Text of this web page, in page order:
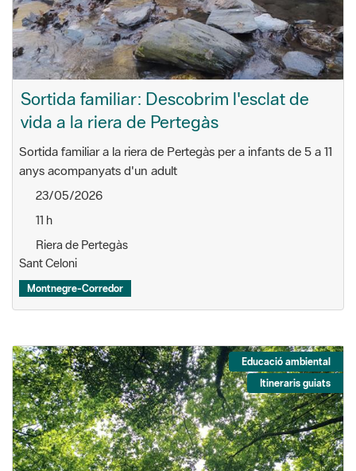
Sortida familiar: Descobrim l'esclat de
vida a la riera de Pertegàs
Sortida familiar a la riera de Pertegàs per a infants de 5 a 11
anys acompanyats d'un adult
23/05/2026
11 h
Riera de Pertegàs
Sant Celoni
Montnegre-Corredor
Educació ambiental
Itineraris guiats